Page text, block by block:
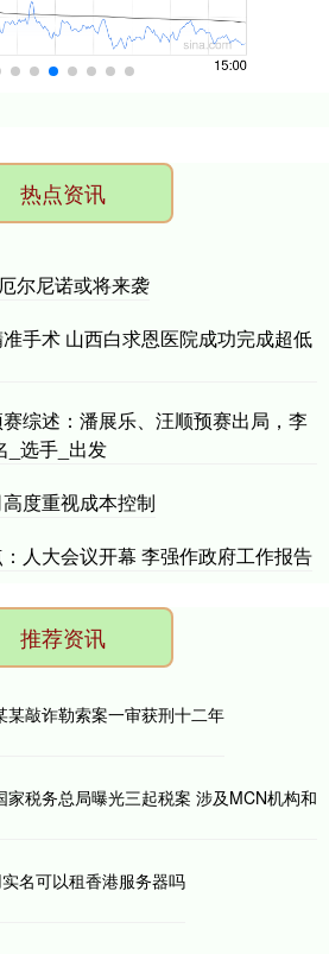
热点资讯
尔尼诺或将来袭
手术 山西白求恩医院成功完成超低
综述：潘展乐、汪顺预赛出局，李
_选手_出发
度重视成本控制
人大会议开幕 李强作政府工作报告
推荐资讯
某敲诈勒索案一审获刑十二年
家税务总局曝光三起税案 涉及MCN机构和
名可以租香港服务器吗